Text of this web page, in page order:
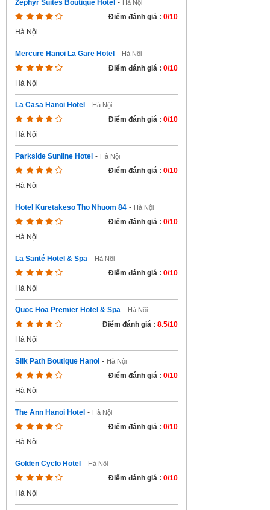
Zephyr Suites Boutique Hotel - Hà Nội
Điểm đánh giá : 0/10
Hà Nội
Mercure Hanoi La Gare Hotel - Hà Nội
Điểm đánh giá : 0/10
Hà Nội
La Casa Hanoi Hotel - Hà Nội
Điểm đánh giá : 0/10
Hà Nội
Parkside Sunline Hotel - Hà Nội
Điểm đánh giá : 0/10
Hà Nội
Hotel Kuretakeso Tho Nhuom 84 - Hà Nội
Điểm đánh giá : 0/10
Hà Nội
La Santé Hotel & Spa - Hà Nội
Điểm đánh giá : 0/10
Hà Nội
Quoc Hoa Premier Hotel & Spa - Hà Nội
Điểm đánh giá : 8.5/10
Hà Nội
Silk Path Boutique Hanoi - Hà Nội
Điểm đánh giá : 0/10
Hà Nội
The Ann Hanoi Hotel - Hà Nội
Điểm đánh giá : 0/10
Hà Nội
Golden Cyclo Hotel - Hà Nội
Điểm đánh giá : 0/10
Hà Nội